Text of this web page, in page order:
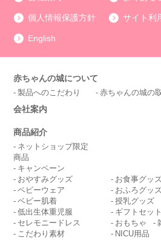
個人情報保護方針 サイト利
English
赤ちゃんの城について
製品へのこだわり 赤ちゃんの城の
会社案内
商品紹介
ネットショップ限定
商品
キャンペーン
おやすみグッズ
ベビーウェア
ベビー肌着
低出生体重児服
セレモニードレス
こだわり素材
お食事グッ
おふろグッ
授乳グッズ
ギフトセット
おもちゃ
NICU用品